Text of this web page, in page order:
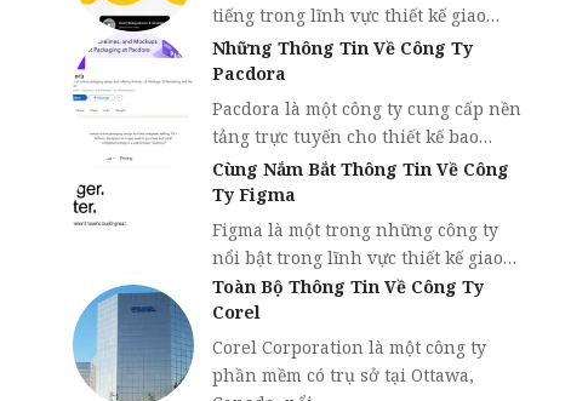
tiếng trong lĩnh vực thiết kế giao…
Những Thông Tin Về Công Ty
Pacdora
Pacdora là một công ty cung cấp nền
tảng trực tuyến cho thiết kế bao…
Cùng Nắm Bắt Thông Tin Về Công
Ty Figma
Figma là một trong những công ty
nổi bật trong lĩnh vực thiết kế giao…
Toàn Bộ Thông Tin Về Công Ty
Corel
Corel Corporation là một công ty
phần mềm có trụ sở tại Ottawa,